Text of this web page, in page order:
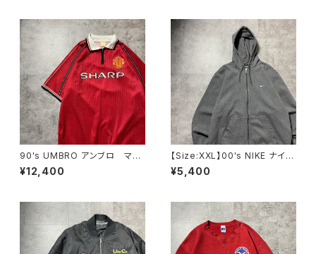
90's UMBRO アンブロ マン
チェスターユナイテッド イング
ランドプレミアリーグ ハーフジ
カーシャツ
¥12,400
【Size:XXL】00's NIKE ナイ
キ スウォッシュ 刺繍ワンポイ
ント グレー フルジップ スウ
¥5,400